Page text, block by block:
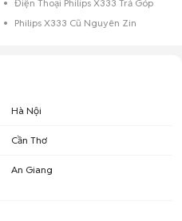
Điện Thoại Philips X333 Trả Góp
Philips X333 Cũ Nguyên Zin
Hà Nội
Cần Thơ
An Giang